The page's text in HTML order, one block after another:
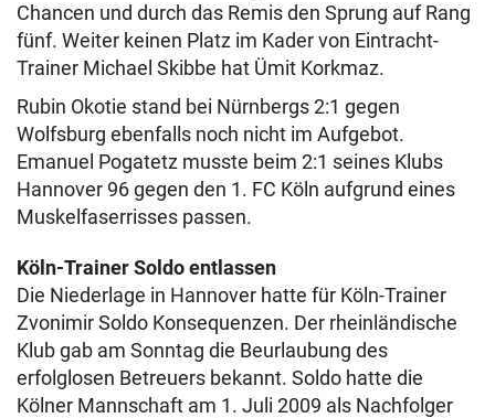
Chancen und durch das Remis den Sprung auf Rang
fünf. Weiter keinen Platz im Kader von Eintracht-
Trainer Michael Skibbe hat Ümit Korkmaz.
Rubin Okotie stand bei Nürnbergs 2:1 gegen
Wolfsburg ebenfalls noch nicht im Aufgebot.
Emanuel Pogatetz musste beim 2:1 seines Klubs
Hannover 96 gegen den 1. FC Köln aufgrund eines
Muskelfaserrisses passen.
Köln-Trainer Soldo entlassen
Die Niederlage in Hannover hatte für Köln-Trainer
Zvonimir Soldo Konsequenzen. Der rheinländische
Klub gab am Sonntag die Beurlaubung des
erfolglosen Betreuers bekannt. Soldo hatte die
Kölner Mannschaft am 1. Juli 2009 als Nachfolger